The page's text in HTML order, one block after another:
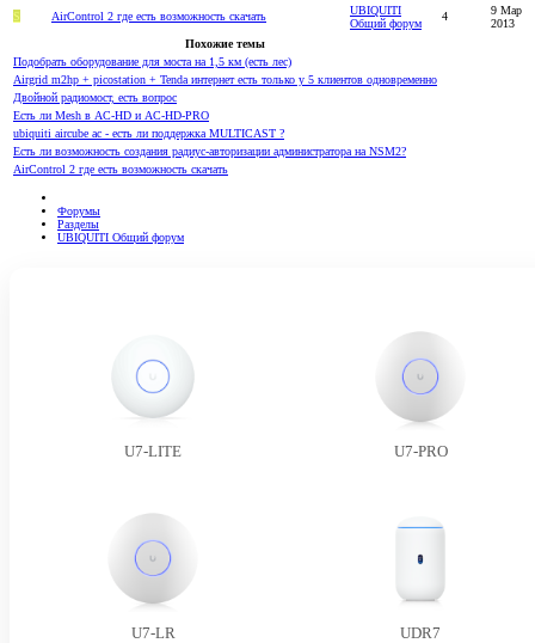
S
AirControl 2 где есть возможность скачать
UBIQUITI
Общий форум
4
9 Мар
2013
Похожие темы
Подобрать оборудование для моста на 1,5 км (есть лес)
Airgrid m2hp + picostation + Tenda интернет есть только у 5 клиентов одновременно
Двойной радиомост, есть вопрос
Есть ли Mesh в AC-HD и AC-HD-PRO
ubiquiti aircube ac - есть ли поддержка MULTICAST ?
Есть ли возможность создания радиус-авторизации администратора на NSM2?
AirControl 2 где есть возможность скачать
Форумы
Разделы
UBIQUITI Общий форум
U7-LITE U7-PRO
U7-LR UDR7